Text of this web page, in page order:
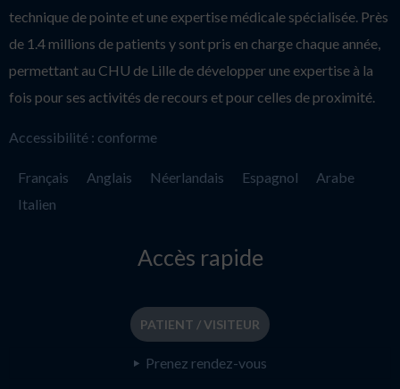
technique de pointe et une expertise médicale spécialisée. Près
de 1.4 millions de patients y sont pris en charge chaque année,
permettant au CHU de Lille de développer une expertise à la
fois pour ses activités de recours et pour celles de proximité.
Accessibilité : conforme
Français Anglais Néerlandais Espagnol
Arabe
Italien
Accès rapide
PATIENT / VISITEUR
Prenez rendez-vous